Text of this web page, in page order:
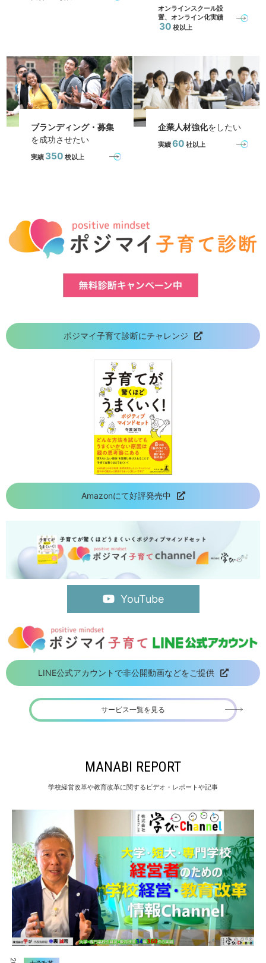
オンラインスクール設
置、オンライン化実績
30 校以上
ブランディング・募集
を成功させたい
実績 350 校以上
企業人材強化をしたい
実績60 社以上
ポジマイ子育て診断にチャレンジ
Amazonにて好評発売中
YouTube
LINE公式アカウントで非公開動画などをご提供
サービス一覧を見る
MANABI REPORT
学校経営改革や教育改革に関するビデオ・レポートや記事